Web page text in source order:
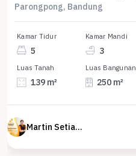
Parongpong, Bandung
Kamar Tidur
5
Kamar Mandi
3
Luas Tanah
139 m²
Luas Bangunan
250 m²
Martin Setiawan Tjandra